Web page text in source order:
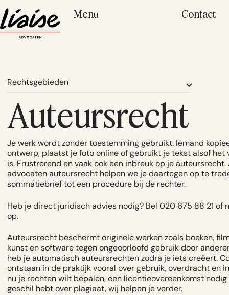
Menu Contact
Rechtsgebieden
Auteursrecht
Je werk wordt zonder toestemming gebruikt. Iemand
ontwerp, plaatst je foto online of gebruikt je tekst alsof het
is. Frustrerend en vaak ook een inbreuk op je auteursrecht.
advocaten auteursrecht helpen we je daartegen op te
sommatiebrief tot een procedure bij de rechter.
Heb je direct juridisch advies nodig? Bel 020 675 88 21 of
op.
Auteursrecht beschermt originele werken zoals boeken,
kunst en software tegen ongeoorloofd gebruik door
heb je automatisch auteursrechten zodra je iets creëert.
ontstaan in de praktijk vooral over gebruik, overdracht en
nu je rechten wilt bepalen, een licentieovereenkomst
geschil hebt over plagiaat, wij helpen je verder.